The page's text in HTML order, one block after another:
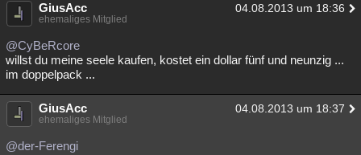
GiusAcc 04.08.2013 um 18:36
ehemaliges Mitglied
@CyBeRcore
willst du meine seele kaufen, kostet ein dollar fünf und neunzig ...
im doppelpack ...
GiusAcc 04.08.2013 um 18:37
ehemaliges Mitglied
@der-Ferengi